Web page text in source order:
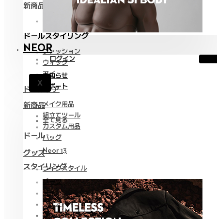
新商品
ドールスタイリング
ファッション
ウィッグ
アイ
ドールケア
メイク用品
組立てツール
カスタム用品
バッグ
グッズ
ライフスタイル
NEOR
ログイン
X
お知らせ
サポート
新商品
全て見る
ドール
Neor 13
スタイリング
パーツ
アイ
ウェア
ツール